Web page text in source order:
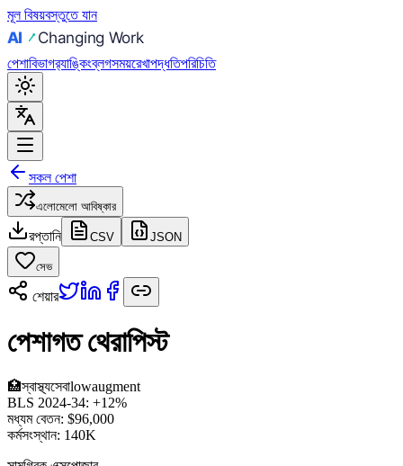
মূল বিষয়বস্তুতে যান
পেশাবিভাগর‍্যাঙ্কিংব্লগসময়রেখাপদ্ধতিপরিচিতি
সকল পেশা
এলোমেলো আবিষ্কার
রপ্তানি CSV JSON
সেভ
শেয়ার
পেশাগত থেরাপিস্ট
🏥স্বাস্থ্যসেবাlowaugment
BLS 2024-34: +12%
মধ্যম বেতন: $96,000
কর্মসংস্থান: 140K